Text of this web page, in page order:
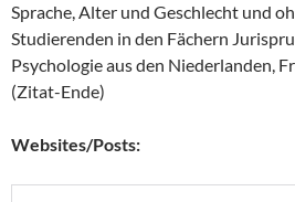
Sprache, Alter und Geschlecht und
Studierenden in den Fächern
Psychologie aus den Niederlanden,
(Zitat-Ende)
Websites/Posts: